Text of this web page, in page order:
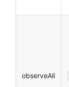
observeAll